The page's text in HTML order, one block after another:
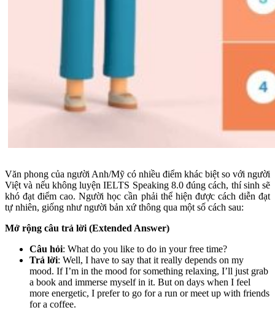
Văn phong của người Anh/Mỹ có nhiều điểm khác biệt so với người
Việt và nếu không luyện IELTS Speaking 8.0 đúng cách, thí sinh sẽ
khó đạt điểm cao. Người học cần phải thể hiện được cách diễn đạt
tự nhiên, giống như người bản xứ thông qua một số cách sau:
Mở rộng câu trả lời (Extended Answer)
Câu hỏi: What do you like to do in your free time?
Trả lời: Well, I have to say that it really depends on my
mood. If I’m in the mood for something relaxing, I’ll just grab
a book and immerse myself in it. But on days when I feel
more energetic, I prefer to go for a run or meet up with friends
for a coffee.